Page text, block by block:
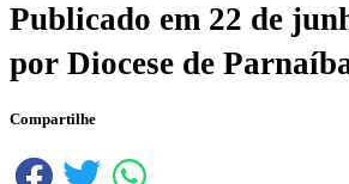
Publicado em 22 de
por Diocese de
Compartilhe